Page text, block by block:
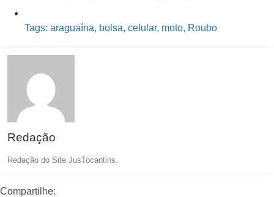
Tags: araguaína, bolsa, celular, moto, Roubo
Redação
Redação do Site JusTocantins.
Compartilhe: